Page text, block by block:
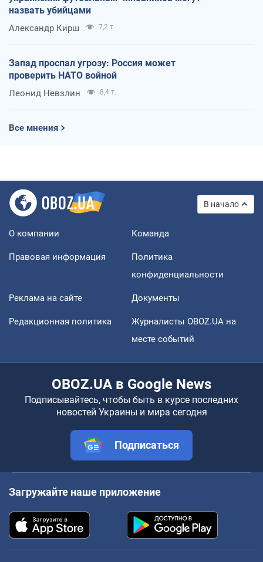
назвать убийцами
Александр Кирш 7,2 т.
Запад проспал угрозу: Россия может
проверить НАТО войной
Леонид Невзлин 8,4 т.
Все мнения
В начало
О компании Команда
Правовая информация
Политика
конфиденциальности
Реклама на сайте Документы
Редакционная политика
Журналисты OBOZ.UA на
месте событий
OBOZ.UA в Google News
Подписывайтесь, чтобы быть в курсе последних
новостей Украины и мира сегодня
Подписаться
Загружайте наше приложение